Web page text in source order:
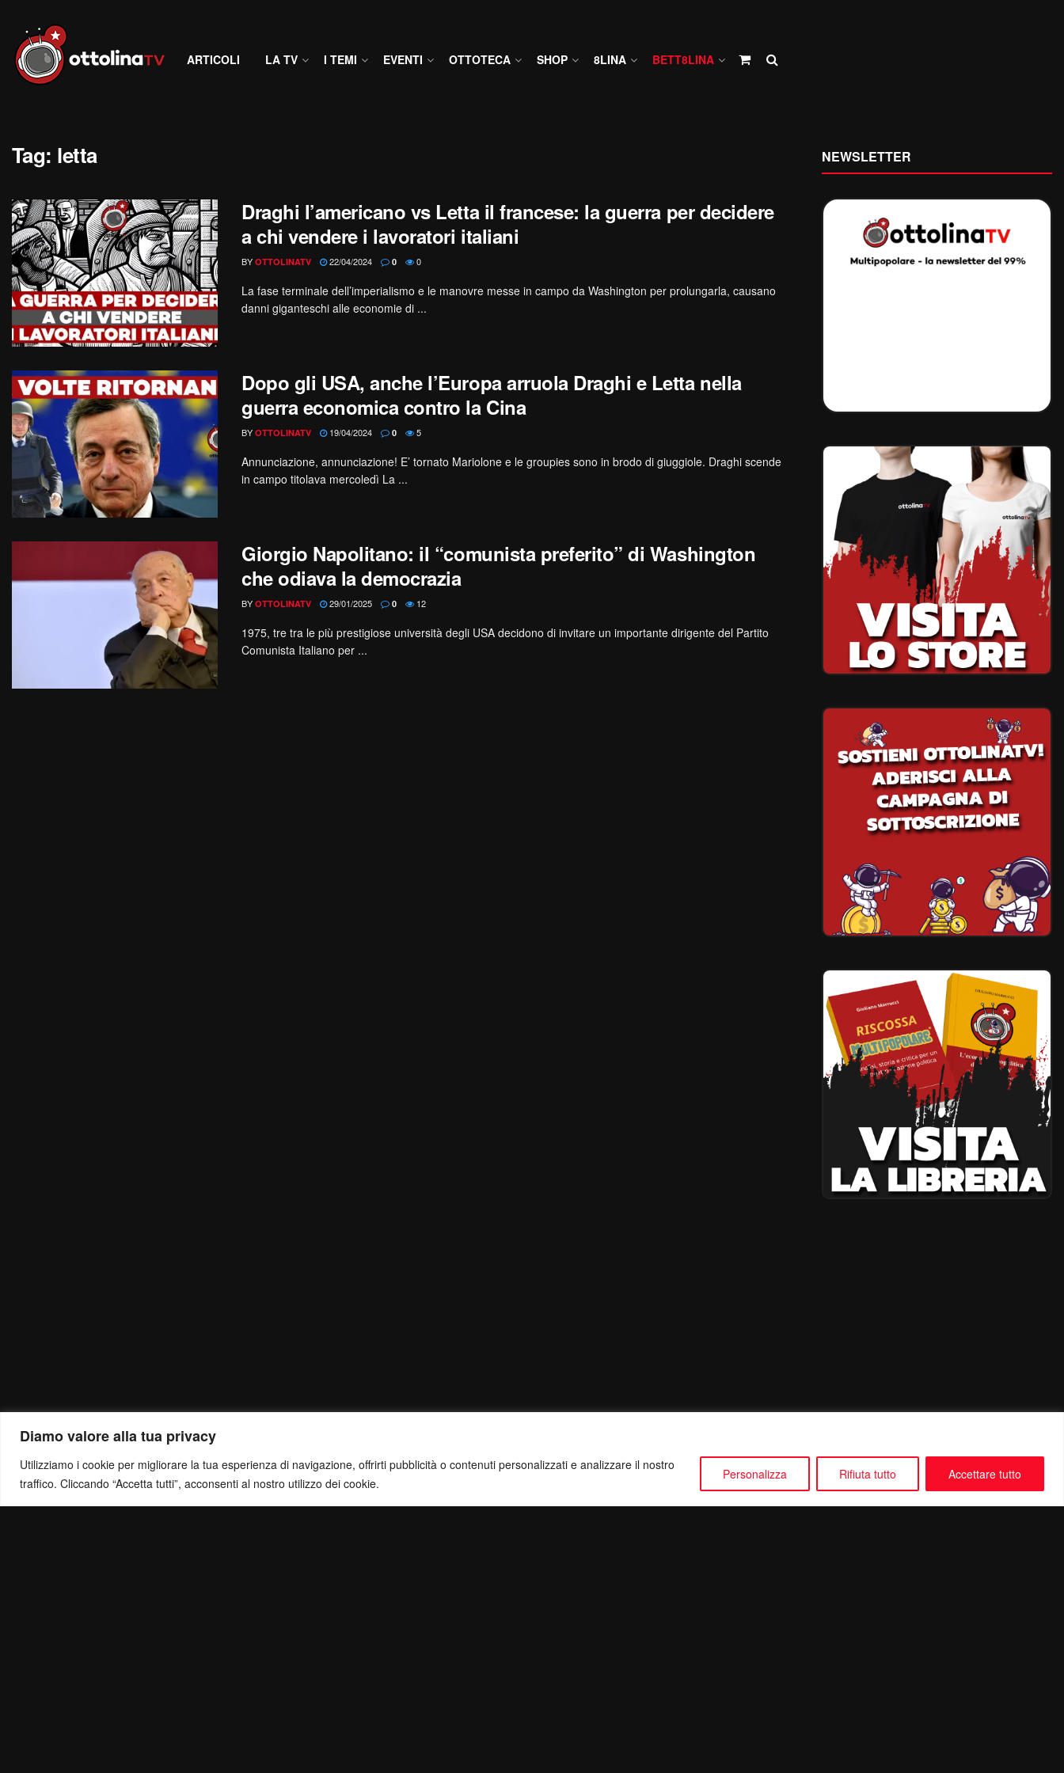
Diamo valore alla tua privacy
Utilizziamo i cookie per migliorare la tua esperienza di navigazione, offrirti pubblicità o contenuti personalizzati e analizzare il nostro
traffico. Cliccando “Accetta tutti”, acconsenti al nostro utilizzo dei cookie.
Personalizza Rifiuta tutto Accettare tutto
ARTICOLI LA TV I TEMI EVENTI OTTOTECA SHOP 8LINA BETT8LINA
Tag: letta
Draghi l’americano vs Letta il francese: la guerra per decidere
a chi vendere i lavoratori italiani
BY OTTOLINATV 22/04/2024 0 0
La fase terminale dell’imperialismo e le manovre messe in campo da Washington per prolungarla, causano
danni giganteschi alle economie di ...
Dopo gli USA, anche l’Europa arruola Draghi e Letta nella
guerra economica contro la Cina
BY OTTOLINATV 19/04/2024 0 5
Annunciazione, annunciazione! E’ tornato Mariolone e le groupies sono in brodo di giuggiole. Draghi scende
in campo titolava mercoledì La ...
Giorgio Napolitano: il “comunista preferito” di Washington
che odiava la democrazia
BY OTTOLINATV 29/01/2025 0 12
1975, tre tra le più prestigiose università degli USA decidono di invitare un importante dirigente del Partito
Comunista Italiano per ...
NEWSLETTER